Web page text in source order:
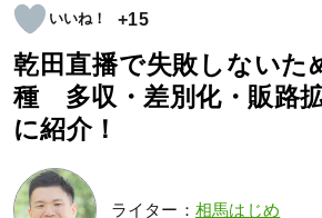
+15
乾田直播で失敗しないた
種 多収・差別化・販路
に紹介！
ライター： 相馬はじめ